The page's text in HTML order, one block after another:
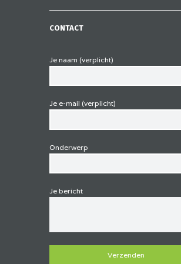
CONTACT
Je naam (verplicht)
Je e-mail (verplicht)
Onderwerp
Je bericht